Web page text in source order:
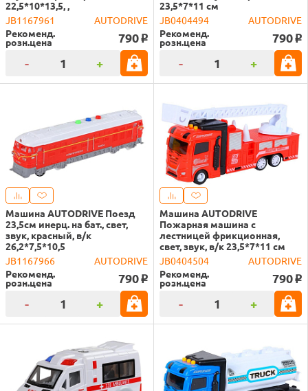
22,5*10*13,5, ,
JB1167961
AUTODRIVE
Рекоменд.
розн.цена 790 o
- +
23,5*7*11 см
JB0404494
AUTODRIVE
Рекоменд.
розн.цена 790 o
- +
Машина AUTODRIVE Поезд
23,5см инерц. на бат., свет,
звук, красный, в/к
26,2*7,5*10,5
JB1167966
AUTODRIVE
Рекоменд.
розн.цена 790 o
- +
Машина AUTODRIVE
Пожарная машина с
лестницей фрикционная,
свет, звук, в/к 23,5*7*11 см
JB0404504
AUTODRIVE
Рекоменд.
розн.цена 790 o
- +